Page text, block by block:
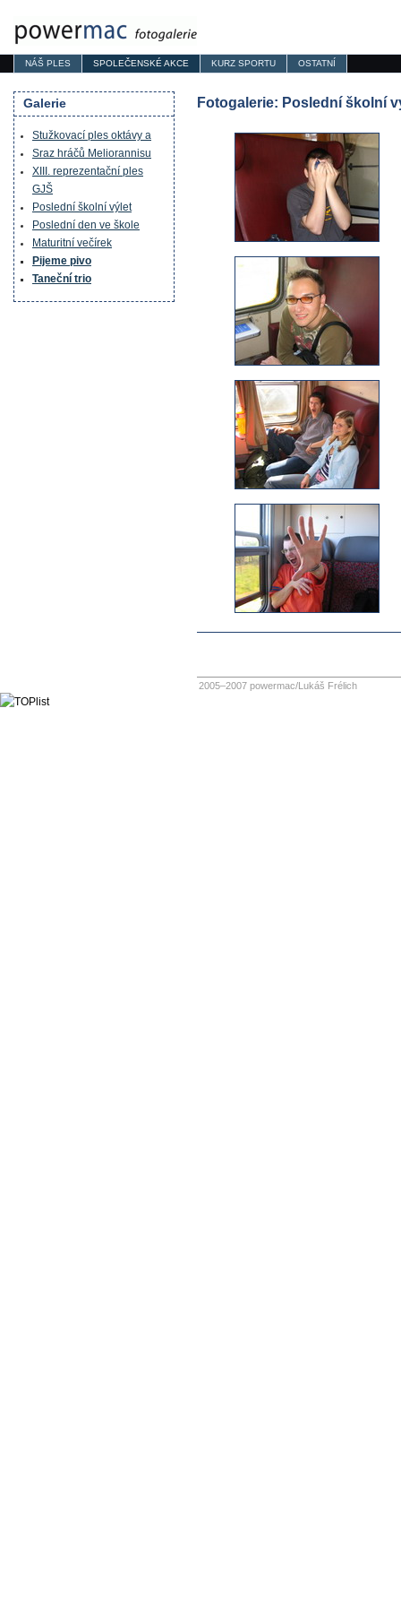
NÁŠ PLES SPOLEČENSKÉ AKCE KURZ SPORTU OSTATNÍ
Fotogalerie: Poslední školní
Galerie
Stužkovací ples oktávy a
Sraz hráčů Meliorannisu
XIII. reprezentační ples
GJŠ
Poslední školní výlet
Poslední den ve škole
Maturitní večírek
Pijeme pivo
Taneční trio
2005–2007 powermac/Lukáš Frélich